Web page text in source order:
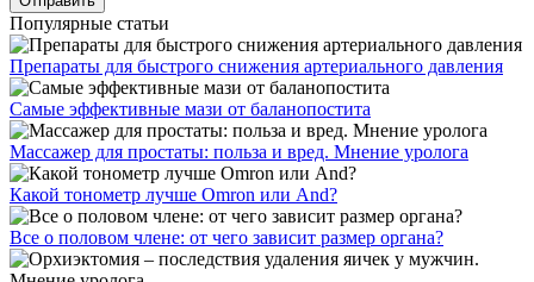
Популярные статьи
Препараты для быстрого снижения артериального давления
Самые эффективные мази от баланопостита
Массажер для простаты: польза и вред. Мнение уролога
Какой тонометр лучше Omron или And?
Все о половом члене: от чего зависит размер органа?